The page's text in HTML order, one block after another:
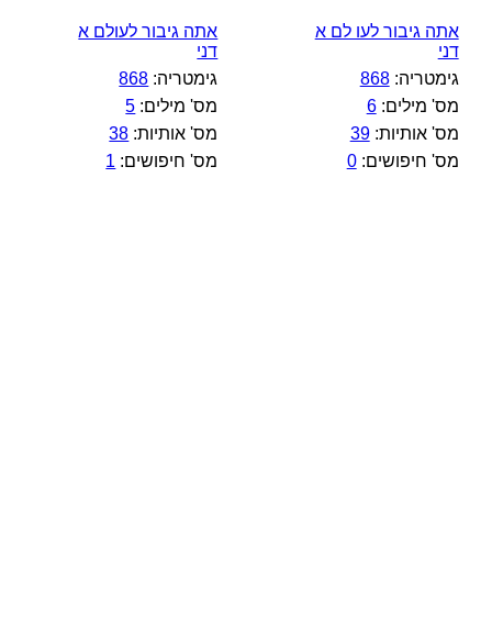
אתה גיבור לעו לם א
דני
גימטריה:868
מס' מילים:6
מס' אותיות:39
מס' חיפושים:0
אתה גיבור לעולם א
דני
גימטריה: 868
מס' מילים: 5
מס' אותיות: 38
מס' חיפושים: 1